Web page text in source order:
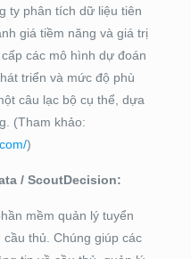
ty phân tích dữ liệu tiên
giá tiềm năng và giá trị
các mô hình dự đoán
triển và mức độ phù
câu lạc bộ cụ thể, dựa
(Tham khảo:
)
/ ScoutDecision:
mềm quản lý tuyển
thủ. Chúng giúp các